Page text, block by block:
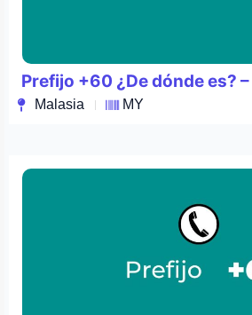
Prefijo +60 ¿De dónde es?
Malasia MY